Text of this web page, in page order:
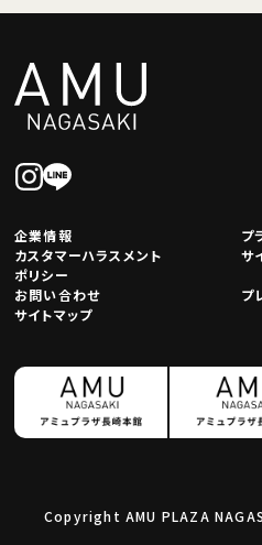
企業情報
プ
カスタマーハラスメント
ポリシー
サ
お問い合わせ
プ
サイトマップ
Copyright AMU PLAZA